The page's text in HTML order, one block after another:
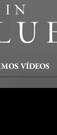
VÍDEOS